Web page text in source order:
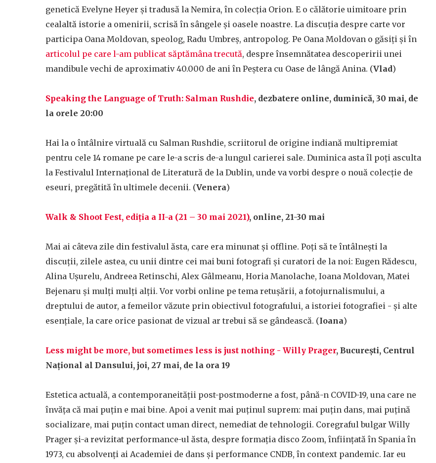
genetică Evelyne Heyer și tradusă la Nemira, în colecția Orion. E o călătorie uimitoare prin
cealaltă istorie a omenirii, scrisă în sângele și oasele noastre. La discuția despre carte vor
participa Oana Moldovan, speolog, Radu Umbreș, antropolog. Pe Oana Moldovan o găsiți și în
articolul pe care l-am publicat săptămâna trecută, despre însemnătatea descoperirii unei
mandibule vechi de aproximativ 40.000 de ani în Peștera cu Oase de lângă Anina. (Vlad)
Speaking the Language of Truth: Salman Rushdie, dezbatere online, duminică, 30 mai, de
la orele 20:00
Hai la o întâlnire virtuală cu Salman Rushdie, scriitorul de origine indiană multipremiat
pentru cele 14 romane pe care le-a scris de-a lungul carierei sale. Duminica asta îl poți asculta
la Festivalul Internațional de Literatură de la Dublin, unde va vorbi despre o nouă colecție de
eseuri, pregătită în ultimele decenii. (Venera)
Walk & Shoot Fest, ediția a II-a (21 – 30 mai 2021), online, 21-30 mai
Mai ai câteva zile din festivalul ăsta, care era minunat și offline. Poți să te întâlnești la
discuții, zilele astea, cu unii dintre cei mai buni fotografi și curatori de la noi: Eugen Rădescu,
Alina Ușurelu, Andreea Retinschi, Alex Gâlmeanu, Horia Manolache, Ioana Moldovan, Matei
Bejenaru și mulți mulți alții. Vor vorbi online pe tema retușării, a fotojurnalismului, a
dreptului de autor, a femeilor văzute prin obiectivul fotografului, a istoriei fotografiei - și alte
esențiale, la care orice pasionat de vizual ar trebui să se gândească. (Ioana)
Less might be more, but sometimes less is just nothing - Willy Prager, București, Centrul
Național al Dansului, joi, 27 mai, de la ora 19
Estetica actuală, a contemporaneității post-postmoderne a fost, până-n COVID-19, una care ne
învăța că mai puțin e mai bine. Apoi a venit mai puținul suprem: mai puțin dans, mai puțină
socializare, mai puțin contact uman direct, nemediat de tehnologii. Coregraful bulgar Willy
Prager și-a revizitat performance-ul ăsta, despre formația disco Zoom, înființată în Spania în
1973, cu absolvenți ai Academiei de dans și performance CNDB, în context pandemic. Iar eu